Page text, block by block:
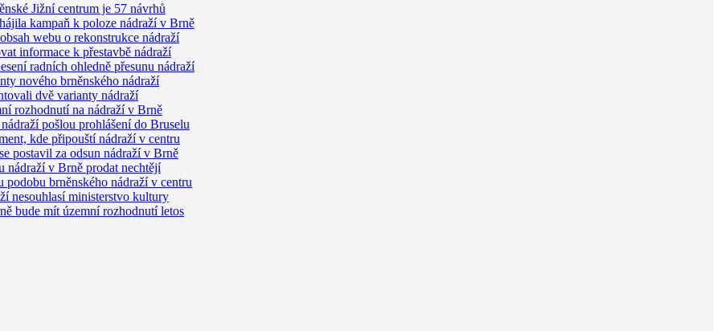
Jižní centrum je 57 návrhů
kampaň k poloze nádraží v Brně
webu o rekonstrukce nádraží
informace k přestavbě nádraží
radních ohledně přesunu nádraží
nového brněnského nádraží
dvě varianty nádraží
rozhodnutí na nádraží v Brně
pošlou prohlášení do Bruselu
kde připouští nádraží v centru
postavil za odsun nádraží v Brně
nádraží v Brně prodat nechtějí
brněnského nádraží v centru
nesouhlasí ministerstvo kultury
bude mít územní rozhodnutí letos